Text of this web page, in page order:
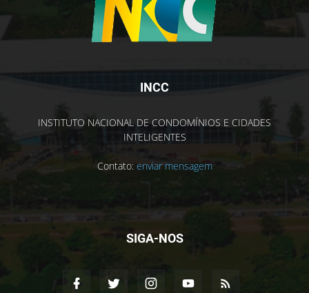
INCC
INSTITUTO NACIONAL DE CONDOMÍNIOS E CIDADES
INTELIGENTES
Contato: enviar mensagem
SIGA-NOS